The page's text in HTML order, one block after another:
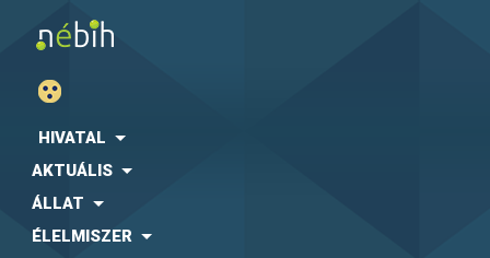
HIVATAL
AKTUÁLIS
ÁLLAT
ÉLELMISZER